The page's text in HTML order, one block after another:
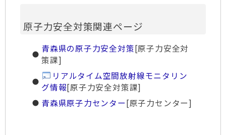
原子力安全対策関連ページ
青森県の原子力安全対策[原子力安全対
策課]
リアルタイム空間放射線モニタリン
グ情報[原子力安全対策課]
青森県原子力センター[原子力センター]